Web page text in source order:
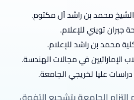
محمد بن راشد آل مكتوم.
جبران تويني للإعلام.
محمد بن راشد للإعلام.
الإماراتيين في مجالات الهندسة.
عليا لخريجي الجامعة.